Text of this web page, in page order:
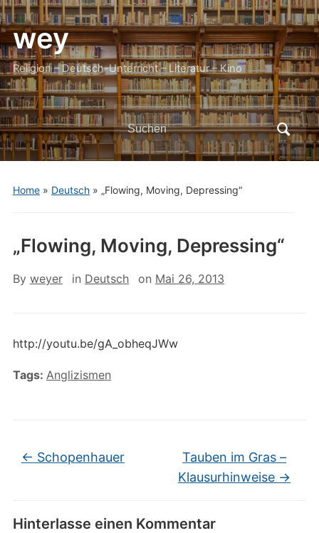
wey
Religion – Deutsch-Unterricht – Literatur – Kino
Search
for:
Home» Deutsch» „Flowing, Moving, Depressing“
„Flowing, Moving, Depressing“
By weyer in Deutsch on Mai 26, 2013
http://youtu.be/gA_obheqJWw
Tags: Anglizismen
← Schopenhauer
Tauben im Gras –
Klausurhinweise →
Hinterlasse einen Kommentar